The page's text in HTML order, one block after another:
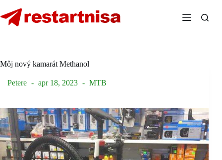
to
content
Môj nový kamarát Methanol
Petere apr 18, 2023 MTB